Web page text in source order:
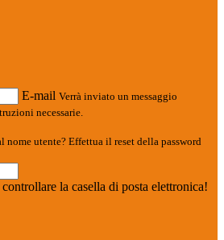
E-mail Verrà inviato un messaggio
necessarie.
nome utente? Effettua il reset della password
la casella di posta elettronica!